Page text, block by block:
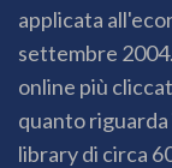
applicata
settembre
online più
quanto
library di circa